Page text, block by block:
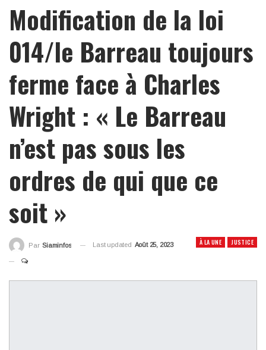
Modification de la loi
014/le Barreau toujours
ferme face à Charles
Wright : « Le Barreau
n’est pas sous les
ordres de qui que ce
soit »
À LA UNE JUSTICE
Par Siaminfos Last updated Août 25, 2023